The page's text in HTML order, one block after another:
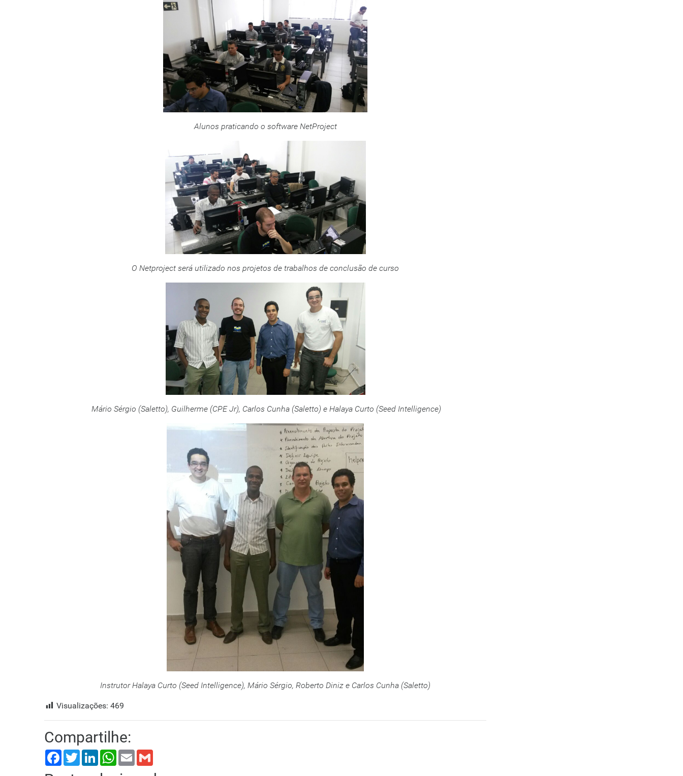
Alunos praticando o software NetProject
O Netproject será utilizado nos projetos de trabalhos de conclusão de curso
Mário Sérgio (Saletto), Guilherme (CPE Jr), Carlos Cunha (Saletto) e Halaya Curto (Seed Intelligence)
Instrutor Halaya Curto (Seed Intelligence), Mário Sérgio, Roberto Diniz e Carlos Cunha (Saletto)
Visualizações: 469
Compartilhe:
FacebookTwitterLinkedInWhatsApp
Email